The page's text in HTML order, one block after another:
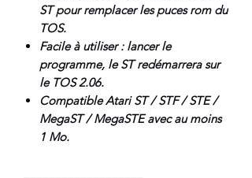
ST pour remplacer les puces rom du
TOS.
Facile à utiliser : lancer le
programme, le ST redémarrera sur
le TOS 2.06.
Compatible Atari ST / STF / STE /
MegaST / MegaSTE avec au moins
1 Mo.